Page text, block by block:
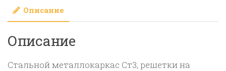
+1
техническое
помещение
Описание
Описание
Стальной металлокаркас Ст3, решетки на